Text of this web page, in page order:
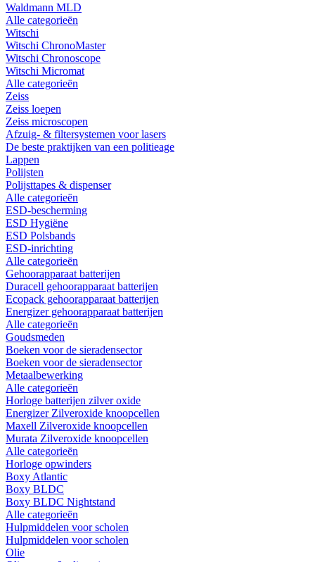
Waldmann MLD
Alle categorieën
Witschi
Witschi ChronoMaster
Witschi Chronoscope
Witschi Micromat
Alle categorieën
Zeiss
Zeiss loepen
Zeiss microscopen
Afzuig- & filtersystemen voor lasers
De beste praktijken van een politieage
Lappen
Polijsten
Polijsttapes & dispenser
Alle categorieën
ESD-bescherming
ESD Hygiëne
ESD Polsbands
ESD-inrichting
Alle categorieën
Gehoorapparaat batterijen
Duracell gehoorapparaat batterijen
Ecopack gehoorapparaat batterijen
Energizer gehoorapparaat batterijen
Alle categorieën
Goudsmeden
Boeken voor de sieradensector
Boeken voor de sieradensector
Metaalbewerking
Alle categorieën
Horloge batterijen zilver oxide
Energizer Zilveroxide knoopcellen
Maxell Zilveroxide knoopcellen
Murata Zilveroxide knoopcellen
Alle categorieën
Horloge opwinders
Boxy Atlantic
Boxy BLDC
Boxy BLDC Nightstand
Alle categorieën
Hulpmiddelen voor scholen
Hulpmiddelen voor scholen
Olie